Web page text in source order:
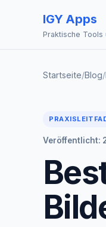
IGY Apps
Praktische
Startseite/Blog/
Veröffentlicht: